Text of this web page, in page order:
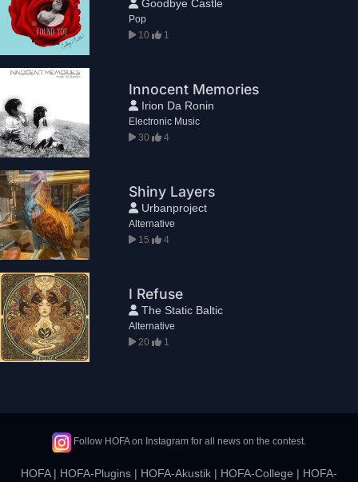
Goodbye Castle
Pop
10
1
Innocent Memories
Irion Da Ronin
Electronic Music
30
4
Shiny Layers
Urbanproject
Alternative
15
4
I Refuse
The Static Baltic
Alternative
20
1
Follow HOFA on Instagram for all news on the contest.
HOFA| HOFA-Plugins | HOFA-Akustik | HOFA-College | HOFA-